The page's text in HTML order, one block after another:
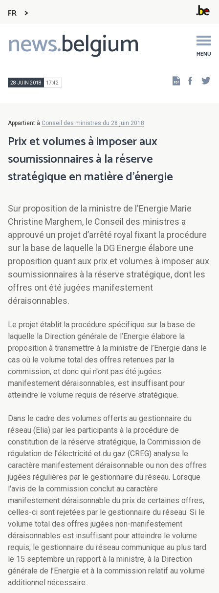
FR
news.belgium MENU
Main
navigation
28 JUIN 2018 17:42
Appartient à Conseil des ministres du 28 juin 2018
Prix et volumes à imposer aux
soumissionnaires à la réserve
stratégique en matière d'énergie
Sur proposition de la ministre de l'Energie Marie
Christine Marghem, le Conseil des ministres a
approuvé un projet d’arrêté royal fixant la procédure
sur la base de laquelle la DG Energie élabore une
proposition quant aux prix et volumes à imposer aux
soumissionnaires à la réserve stratégique, dont les
offres ont été jugées manifestement
déraisonnables.
Le projet établit la procédure spécifique sur la base de
laquelle la Direction générale de l’Energie élabore la
proposition à transmettre à la ministre de l’Energie dans le
cas où le volume total des offres retenues par la
commission, et donc qui n'ont pas été jugées
manifestement déraisonnables, est insuffisant pour
atteindre le volume requis de réserve stratégique.
Dans le cadre des volumes offerts au gestionnaire du
réseau (Elia) par les participants à la procédure de
constitution de la réserve stratégique, la Commission de
régulation de l'électricité et du gaz (CREG) analyse le
caractère manifestement déraisonnable ou non des offres
jugées régulières par le gestionnaire du réseau. Lorsque
l'avis de la commission conclut au caractère
manifestement déraisonnable du prix de certaines offres,
celles-ci sont rejetées par le gestionnaire du réseau. Si le
volume total des offres jugées non-manifestement
déraisonnables est insuffisant pour atteindre le volume
requis, le gestionnaire du réseau communique au plus tard
le 15 septembre un rapport à la ministre, à la Direction
générale de l’Energie et à la commission relatif au volume
additionnel nécessaire.